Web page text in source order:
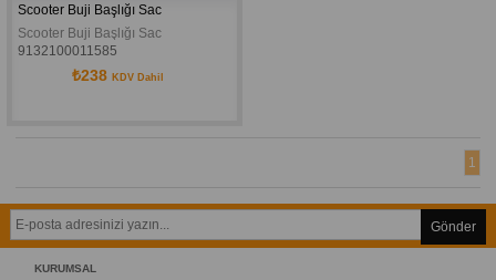
Scooter Buji Başlığı Sac
Scooter Buji Başlığı Sac
9132100011585
₺238 KDV Dahil
1
Gönder
KURUMSAL